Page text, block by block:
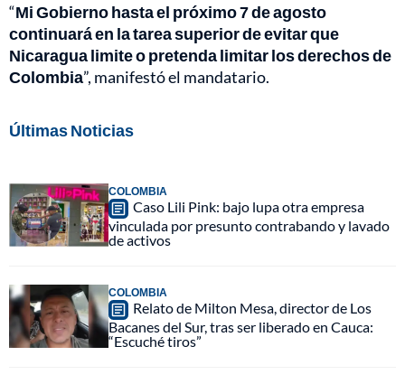
“Mi Gobierno hasta el próximo 7 de agosto
continuará en la tarea superior de evitar que
Nicaragua limite o pretenda limitar los derechos de
Colombia”, manifestó el mandatario.
Últimas Noticias
COLOMBIA
Caso Lili Pink: bajo lupa otra empresa
vinculada por presunto contrabando y lavado
de activos
COLOMBIA
Relato de Milton Mesa, director de Los
Bacanes del Sur, tras ser liberado en Cauca:
“Escuché tiros”